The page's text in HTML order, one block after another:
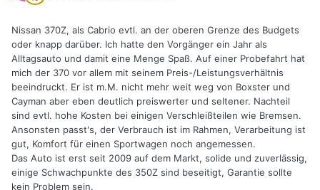
Nissan 370Z, als Cabrio evtl. an der oberen Grenze des Budgets
oder knapp darüber. Ich hatte den Vorgänger ein Jahr als
Alltagsauto und damit eine Menge Spaß. Auf einer Probefahrt hat
mich der 370 vor allem mit seinem Preis-/Leistungsverhältnis
beeindruckt. Er ist m.M. nicht mehr weit weg von Boxster und
Cayman aber eben deutlich preiswerter und seltener. Nachteil
sind evtl. hohe Kosten bei einigen Verschleißteilen wie Bremsen.
Ansonsten passt's, der Verbrauch ist im Rahmen, Verarbeitung ist
gut, Komfort für einen Sportwagen noch angemessen.
Das Auto ist erst seit 2009 auf dem Markt, solide und zuverlässig,
einige Schwachpunkte des 350Z sind beseitigt, Garantie sollte
kein Problem sein.